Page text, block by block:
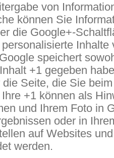
von
können Sie
die Google+-
Inhalte
speichert
+1 gegeben
die Seite, die Sie
+1 können als
und Ihrem Foto in
oder in
auf Websites
werden.